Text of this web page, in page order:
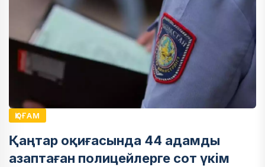
ҚОҒАМ
Қаңтар оқиғасында 44 адамды
азаптаған полицейлерге сот үкім